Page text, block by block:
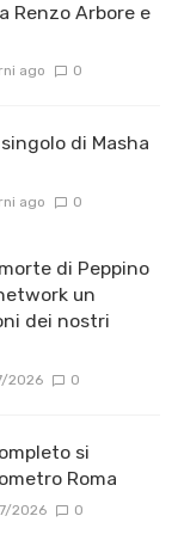
Renzo Arbore e
ago 0
di Masha
ago 0
di Peppino
un
dei nostri
2026 0
si
Roma
2026 0